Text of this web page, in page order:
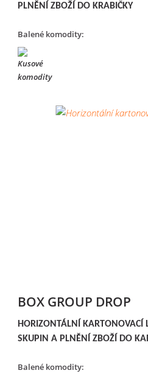
PLNĚNÍ ZBOŽÍ DO KRABIČKY
Balené komodity:
BOX GROUP DROP
HORIZONTÁLNÍ KARTONOVACÍ
SKUPIN A PLNĚNÍ ZBOŽÍ DO
Balené komodity: